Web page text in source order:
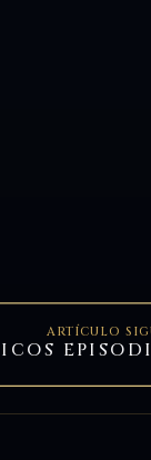
ARTÍCULO